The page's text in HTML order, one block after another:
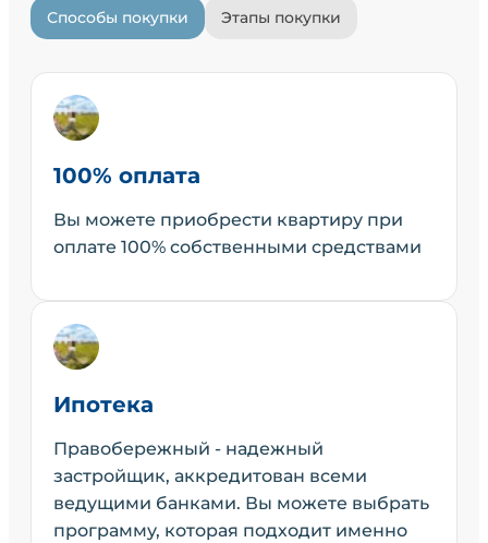
Способы покупки Этапы покупки
100% оплата
Вы можете приобрести квартиру при
оплате 100% собственными средствами
Ипотека
Правобережный - надежный
застройщик, аккредитован всеми
ведущими банками. Вы можете выбрать
программу, которая подходит именно